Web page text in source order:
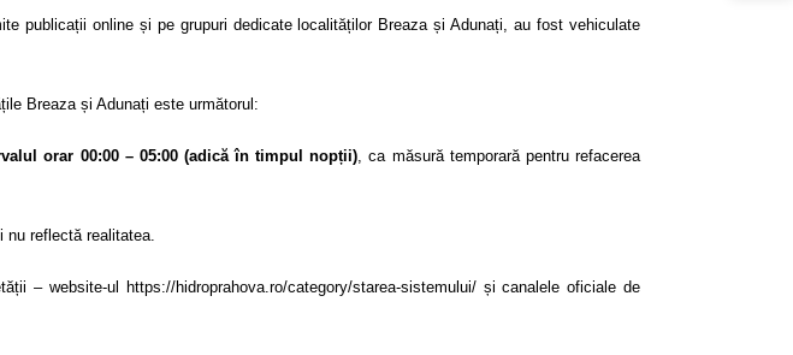
publicații online și pe grupuri dedicate localităților Breaza și Adunați, au fost vehiculate
Breaza și Adunați este următorul:
orar 00:00 – 05:00 (adică în timpul nopții) , ca măsură temporară pentru refacerea
reflectă realitatea.
– website-ul https://hidroprahova.ro/category/starea-sistemului/și canalele oficiale de